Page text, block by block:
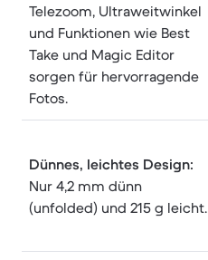
Telezoom, Ultraweitwinkel
und Funktionen wie Best
Take und Magic Editor
sorgen für hervorragende
Fotos.
Dünnes, leichtes Design:
Nur 4,2 mm dünn
(unfolded) und 215 g leicht.